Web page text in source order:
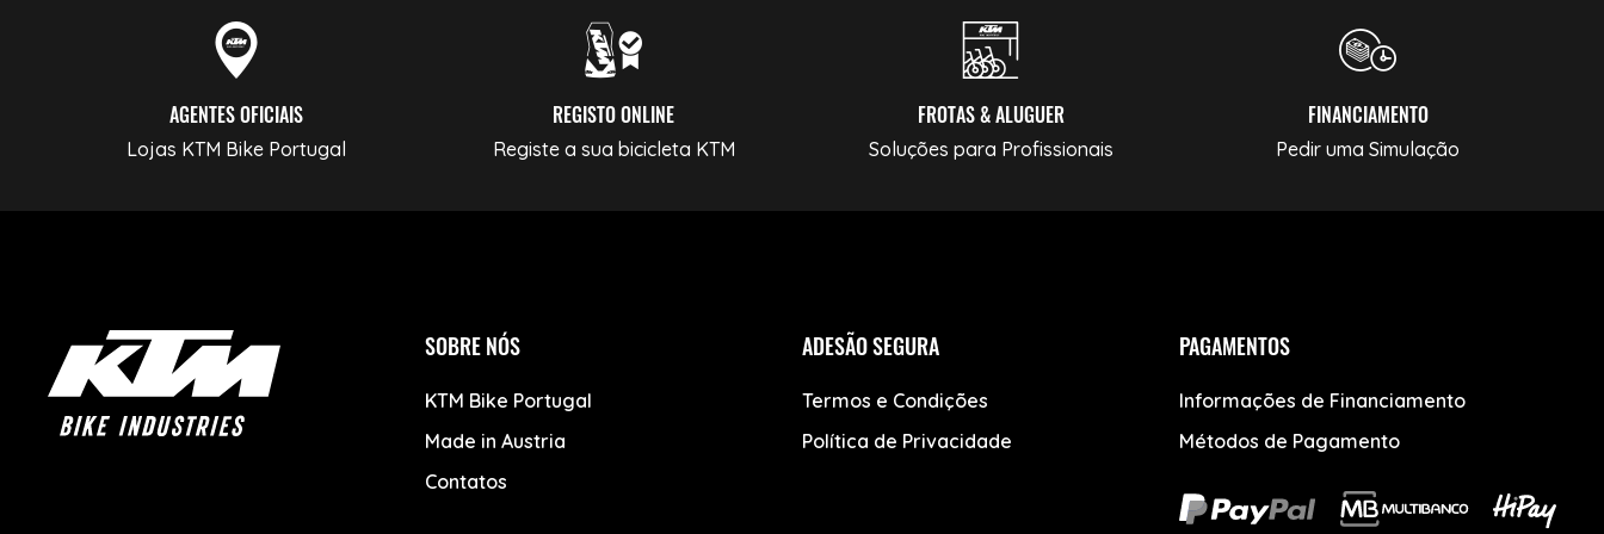
AGENTES OFICIAIS
Lojas KTM Bike Portugal
REGISTO ONLINE
Registe a sua bicicleta KTM
FROTAS & ALUGUER
Soluções para Profissionais
FINANCIAMENTO
Pedir uma Simulação
SOBRE NÓS
KTM Bike Portugal
Made in Austria
Contatos
ADESÃO SEGURA
Termos e Condições
Política de Privacidade
PAGAMENTOS
Informações de Financiamento
Métodos de Pagamento